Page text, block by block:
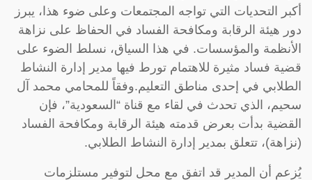
أكبر التحديات التي تواجه المجتمعات وعلى ضوء هذا، يبرز
دور هيئة الرقابة ومكافحة الفساد في الحفاظ على نزاهة
الأنظمة والمؤسسات. في هذا السياق، نسلط الضوء على
قضية فساد مثيرة للاهتمام تورط فيها مدير إدارة النشاط
الطلابي في إحدى مناطق التعليم.وفقاً للمحامي محمد آل
سحيم، الذي تحدث في لقاء مع قناة “السعودية”، فإن
القضية بدأت بعرض قدمته هيئة الرقابة ومكافحة الفساد
(نزاهة)، تتعلق بمدير إدارة النشاط الطلابي.
يُزعم أن المدير قد اتفق مع محل لتوفير مستلزمات